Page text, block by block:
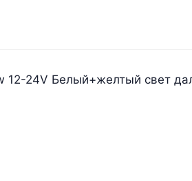
12-24V Белый+желтый свет